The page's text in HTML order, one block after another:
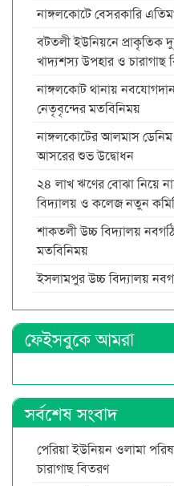
নাঙ্গলকোটে বেসরকারি
বটতলী ইউনিয়নে প্রাকৃতিক
খাদ্যশস্য উপহার ও চারাগাছ
নাঙ্গলকোট থানায়
নেতৃবৃন্দের মতবিনিময়
নাঙ্গলকোটের আলমাস
আসরের শুভ উদ্বোধন
২৪ লাখ ঋণের বোঝা নিয়ে
বিদ্যালয় ও কলেজ নতুন
শাকতলী উচ্চ বিদ্যালয়
মতবিনিময়
ইসলামপুর উচ্চ বিদ্যালয়
ফেইসবুকে আমরা
সর্বশেষ সংবাদ
পেরিয়া ইউনিয়ন ওলামা
চারাগাছ বিতরণ